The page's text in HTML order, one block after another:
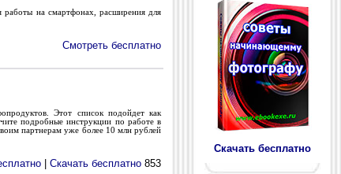
на смартфонах, расширения для
Смотреть бесплатно
Этот список подойдет как
подробные инструкции по работе в
партнерам уже более 10 млн рублей
Скачать бесплатно 853
Скачать бесплатно